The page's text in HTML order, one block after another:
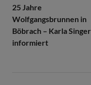
25 Jahre
Wolfgangsbrunnen in
Böbrach – Karla Singer
informiert